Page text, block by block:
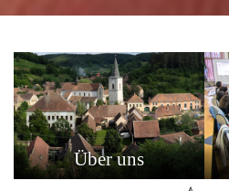
Über uns